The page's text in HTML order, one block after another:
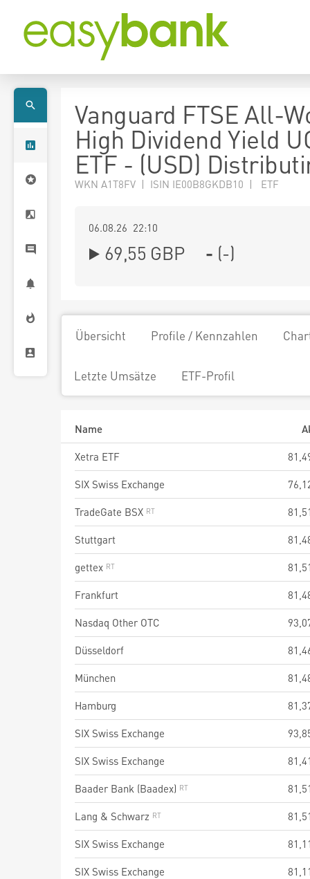
Vanguard FTSE All-
High Dividend Yield
ETF - (USD)
WKN A1T8FV | ISIN IE00B8GKDB10 | ETF
06.08.26 22:10
69,55 GBP - (-)
Übersicht Profile / Kennzahlen
Letzte Umsätze ETF-Profil
Name
Xetra ETF
SIX Swiss Exchange
TradeGate BSX
Stuttgart
gettex
Frankfurt
Nasdaq Other OTC
Düsseldorf
München
Hamburg
SIX Swiss Exchange
SIX Swiss Exchange
Baader Bank (Baadex)
Lang & Schwarz
SIX Swiss Exchange
SIX Swiss Exchange